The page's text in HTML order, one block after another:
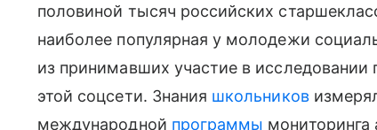
половиной тысяч российских
наиболее популярная у молодежи
из принимавших участие в
этой соцсети. Знания школьников
международной программы мониторинга